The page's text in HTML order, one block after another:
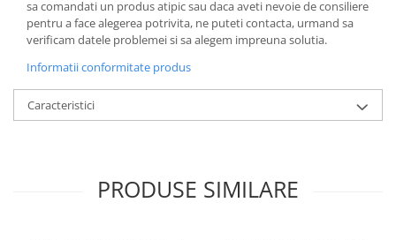
sa comandati un produs atipic sau daca aveti nevoie de consiliere
pentru a face alegerea potrivita, ne puteti contacta, urmand sa
verificam datele problemei si sa alegem impreuna solutia.
Informatii conformitate produs
Caracteristici
PRODUSE SIMILARE